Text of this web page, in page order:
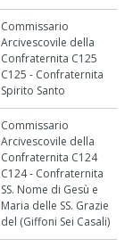
Commissario
Arcivescovile della
Confraternita C125
C125 - Confraternita
Spirito Santo
Commissario
Arcivescovile della
Confraternita C124
C124 - Confraternita
SS. Nome di Gesù e
Maria delle SS. Grazie
del (Giffoni Sei Casali)